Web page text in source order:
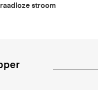
stroom